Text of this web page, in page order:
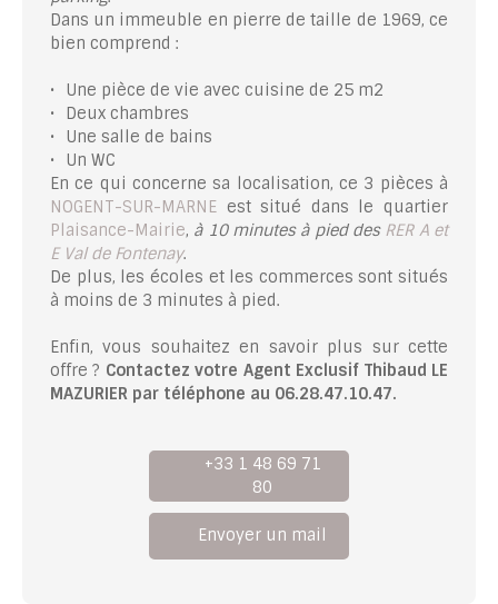
Dans un immeuble en pierre de taille de 1969, ce
bien comprend :
Une pièce de vie avec cuisine de 25 m2
Deux chambres
Une salle de bains
Un WC
En ce qui concerne sa localisation, ce 3 pièces à
NOGENT-SUR-MARNE est situé dans le quartier
Plaisance-Mairie, à 10 minutes à pied des RER A et
E Val de Fontenay.
De plus, les écoles et les commerces sont situés
à moins de 3 minutes à pied.
Enfin, vous souhaitez en savoir plus sur cette
offre ? Contactez votre Agent Exclusif Thibaud LE
MAZURIER par téléphone au 06.28.47.10.47.
+33 1 48 69 71
80
Envoyer un mail